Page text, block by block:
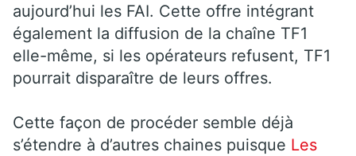
aujourd’hui les FAI. Cette offre intégrant
également la diffusion de la chaîne TF1
elle-même, si les opérateurs refusent, TF1
pourrait disparaître de leurs offres.
Cette façon de procéder semble déjà
s’étendre à d’autres chaines puisque Les